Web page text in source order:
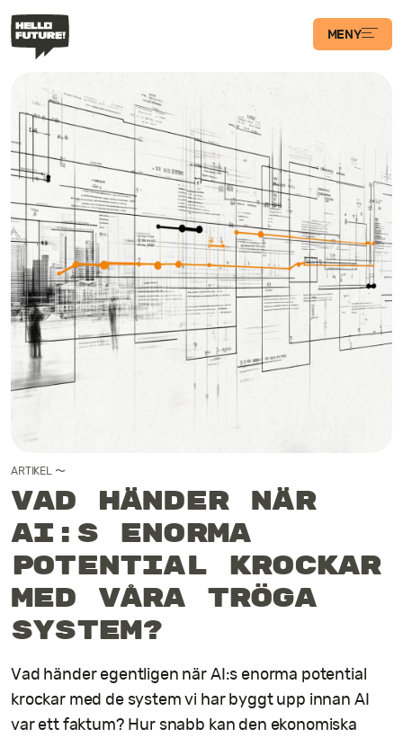
MENY
Våra Program
Case
Transformations­
podden
Artiklar
Filosofi
ARTIKEL〜
Vad händer när
AI:s enorma
potential krockar
med våra tröga
system?
Vad händer egentligen när AI:s enorma potential
krockar med de system vi har byggt upp innan AI
var ett faktum? Hur snabb kan den ekonomiska